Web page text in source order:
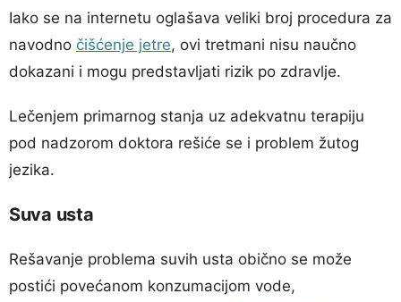
Iako se na internetu oglašava veliki broj procedura za
navodno čišćenje jetre, ovi tretmani nisu naučno
dokazani i mogu predstavljati rizik po zdravlje.
Lečenjem primarnog stanja uz adekvatnu terapiju
pod nadzorom doktora rešiće se i problem žutog
jezika.
Suva usta
Rešavanje problema suvih usta obično se može
postići povećanom konzumacijom vode,